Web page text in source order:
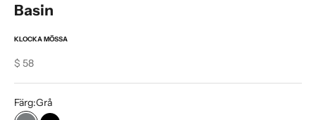
Basin
KLOCKA MÖSSA
Sale price
$ 58
Färg:Grå